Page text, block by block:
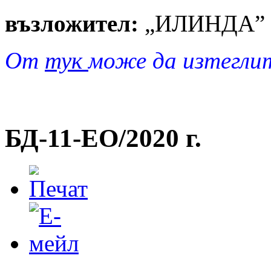
възложител:
От тукможе да
БД-11-EO/2020 г.